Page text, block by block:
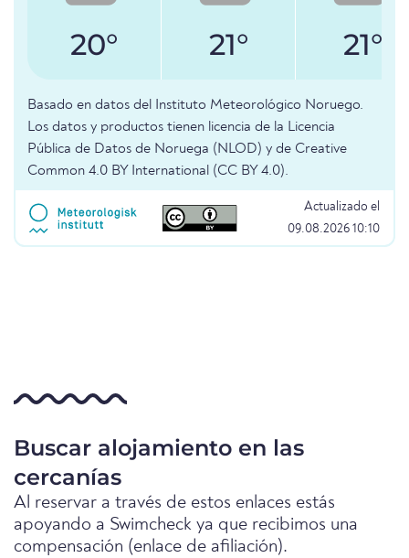
20° 21° 21°
Basado en datos del Instituto Meteorológico Noruego.
Los datos y productos tienen licencia de la Licencia
Pública de Datos de Noruega (NLOD) y de Creative
Common 4.0 BY International (CC BY 4.0).
Actualizado el
09.08.2026 10:10
Buscar alojamiento en las
cercanías
Al reservar a través de estos enlaces estás
apoyando a Swimcheck ya que recibimos una
compensación (enlace de afiliación).